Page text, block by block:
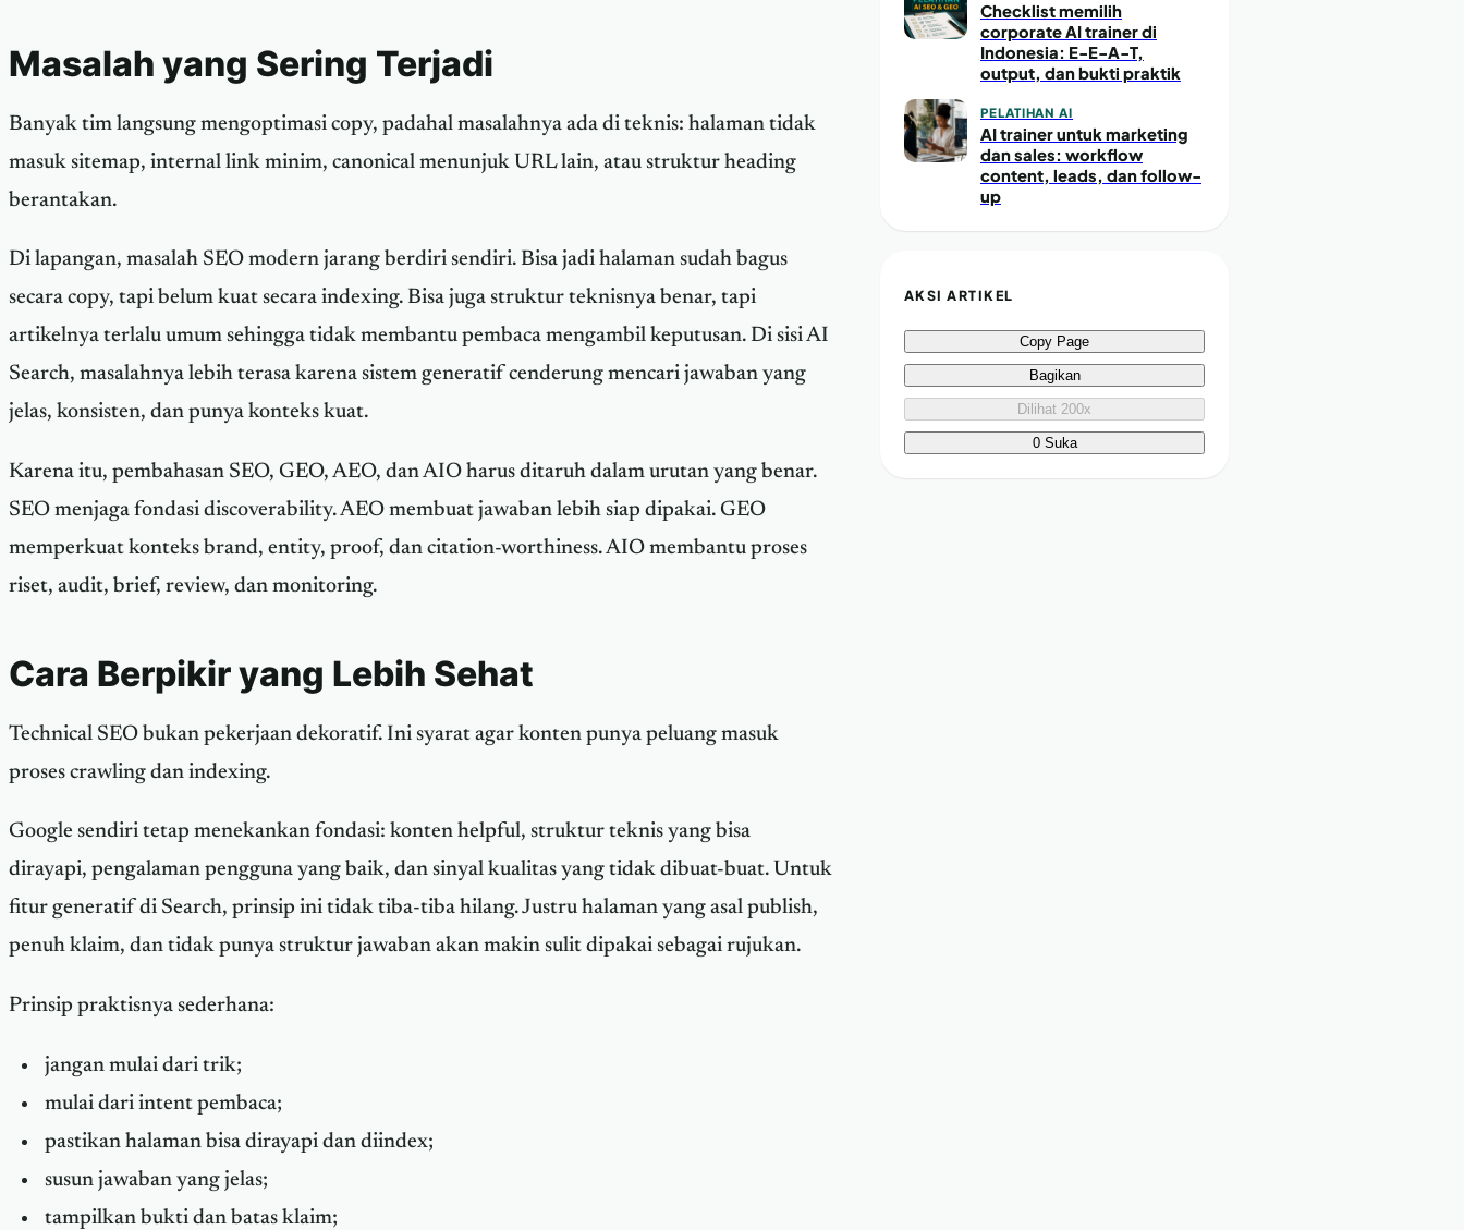
Masalah yang Sering Terjadi
Banyak tim langsung mengoptimasi copy, padahal masalahnya ada di teknis: halaman tidak
masuk sitemap, internal link minim, canonical menunjuk URL lain, atau struktur heading
berantakan.
Di lapangan, masalah SEO modern jarang berdiri sendiri. Bisa jadi halaman sudah bagus
secara copy, tapi belum kuat secara indexing. Bisa juga struktur teknisnya benar, tapi
artikelnya terlalu umum sehingga tidak membantu pembaca mengambil keputusan. Di sisi AI
Search, masalahnya lebih terasa karena sistem generatif cenderung mencari jawaban yang
jelas, konsisten, dan punya konteks kuat.
Karena itu, pembahasan SEO, GEO, AEO, dan AIO harus ditaruh dalam urutan yang benar.
SEO menjaga fondasi discoverability. AEO membuat jawaban lebih siap dipakai. GEO
memperkuat konteks brand, entity, proof, dan citation-worthiness. AIO membantu proses
riset, audit, brief, review, dan monitoring.
Cara Berpikir yang Lebih Sehat
Technical SEO bukan pekerjaan dekoratif. Ini syarat agar konten punya peluang masuk
proses crawling dan indexing.
Google sendiri tetap menekankan fondasi: konten helpful, struktur teknis yang bisa
dirayapi, pengalaman pengguna yang baik, dan sinyal kualitas yang tidak dibuat-buat. Untuk
fitur generatif di Search, prinsip ini tidak tiba-tiba hilang. Justru halaman yang asal publish,
penuh klaim, dan tidak punya struktur jawaban akan makin sulit dipakai sebagai rujukan.
Prinsip praktisnya sederhana:
jangan mulai dari trik;
mulai dari intent pembaca;
pastikan halaman bisa dirayapi dan diindex;
susun jawaban yang jelas;
tampilkan bukti dan batas klaim;
Checklist memilih
corporate AI trainer di
Indonesia: E-E-A-T,
output, dan bukti praktik
PELATIHAN AI
AI trainer untuk marketing
dan sales: workflow
content, leads, dan follow-
up
AKSI ARTIKEL
Copy Page
Bagikan
Dilihat 200x
0 Suka